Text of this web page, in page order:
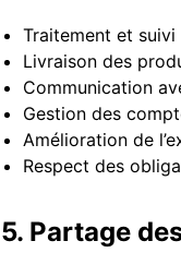
Traitement et
Livraison des
Communication
Gestion des
Amélioration de
Respect des
5. Partage